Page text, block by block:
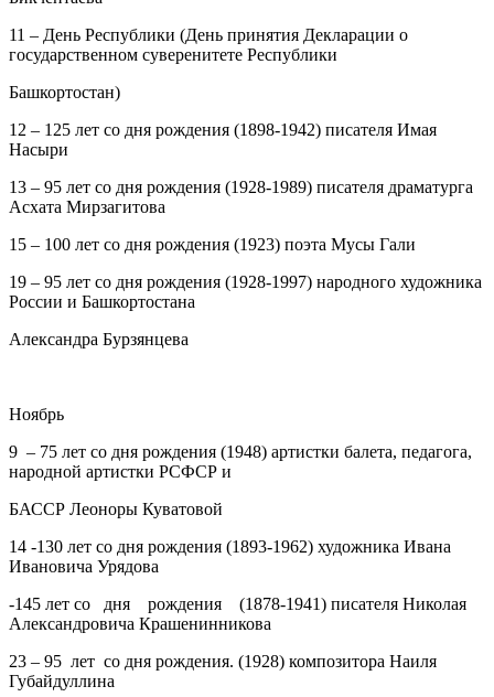
11 – День Республики (День принятия Декларации о
государственном суверенитете Республики
Башкортостан)
12 – 125 лет со дня рождения (1898-1942) писателя Имая
Насыри
13 – 95 лет со дня рождения (1928-1989) писателя драматурга
Асхата Мирзагитова
15 – 100 лет со дня рождения (1923) поэта Мусы Гали
19 – 95 лет со дня рождения (1928-1997) народного художника
России и Башкортостана
Александра Бурзянцева
Ноябрь
9 – 75 лет со дня рождения (1948) артистки балета, педагога,
народной артистки РСФСР и
БАССР Леоноры Куватовой
14 -130 лет со дня рождения (1893-1962) художника Ивана
Ивановича Урядова
-145 лет со дня рождения (1878-1941) писателя Николая
Александровича Крашенинникова
23 – 95 лет со дня рождения. (1928) композитора Наиля
Губайдуллина